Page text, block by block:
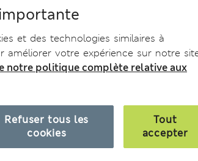
-20
et des technologies similaires à
améliorer votre expérience sur notre
notre politique complète relative aux
Refuser tous les
cookies
Tout
accepter